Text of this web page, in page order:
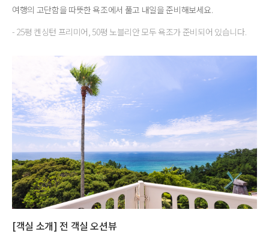
여행의 고단함을 따뜻한 욕조에서 풀고 내일을 준비해보세요.
- 25평 켄싱턴 프리미어, 50평 노블리안 모두 욕조가 준비되어 있습니다.
[객실 소개] 전 객실 오션뷰